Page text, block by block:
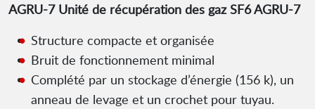
AGRU-7 Unité de récupération des gaz SF6 AGRU-7
Structure compacte et organisée
Bruit de fonctionnement minimal
Complété par un stockage d’énergie (156 k), un
anneau de levage et un crochet pour tuyau.